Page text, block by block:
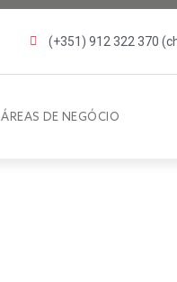
(+351) 912 322 370
ÁREAS DE NEGÓCIO